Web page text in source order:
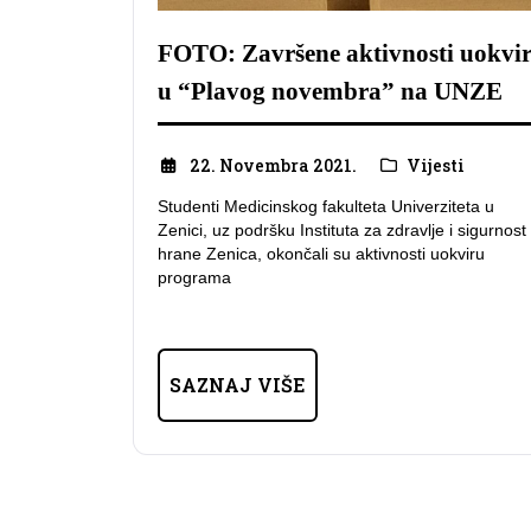
FOTO: Završene aktivnosti uokvir
u “Plavog novembra” na UNZE
22. Novembra 2021. Vijesti
Studenti Medicinskog fakulteta Univerziteta u
Zenici, uz podršku Instituta za zdravlje i sigurnost
hrane Zenica, okončali su aktivnosti uokviru
programa
SAZNAJ VIŠE